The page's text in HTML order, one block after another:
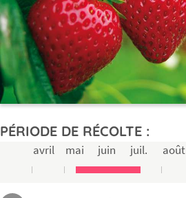
PÉRIODE DE RÉCOLTE :
avril mai juin juil. août